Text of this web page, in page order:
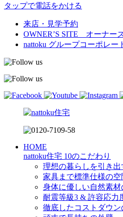
タップで電話をかける
来店・見学予約
OWNER’S SITE オーナー
nattoku グループコーポレー
HOME
nattoku住宅 10のこだわり
理想の暮らしを引き出
家具まで標準仕様の空
身体に優しい自然素材
耐震等級3 & 許容応力
徹底したコストダウン